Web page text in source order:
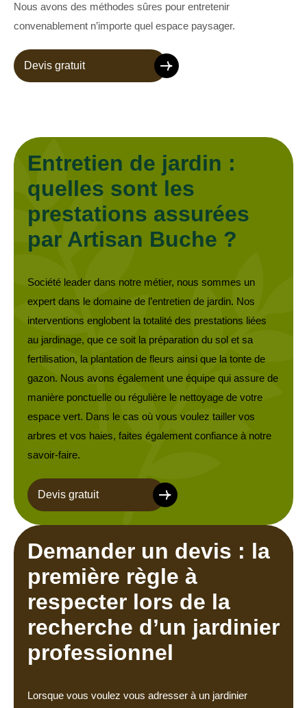
Nous avons des méthodes sûres pour entretenir
convenablement n’importe quel espace paysager.
Devis gratuit
Entretien de jardin :
quelles sont les
prestations assurées
par Artisan Buche ?
Société leader dans notre métier, nous sommes un
expert dans le domaine de l’entretien de jardin. Nos
interventions englobent la totalité des prestations liées
au jardinage, que ce soit la préparation du sol et sa
fertilisation, la plantation de fleurs ainsi que la tonte de
gazon. Nous avons également une équipe qui assure de
manière ponctuelle ou régulière le nettoyage de votre
espace vert. Dans le cas où vous voulez tailler vos
arbres et vos haies, faites également confiance à notre
savoir-faire.
Devis gratuit
Demander un devis : la
première règle à
respecter lors de la
recherche d’un jardinier
professionnel
Lorsque vous voulez vous adresser à un jardinier